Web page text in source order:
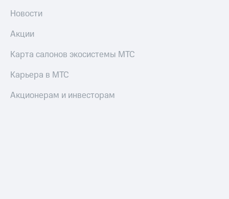
Новости
Акции
Карта салонов экосистемы МТС
Карьера в МТС
Акционерам и инвесторам